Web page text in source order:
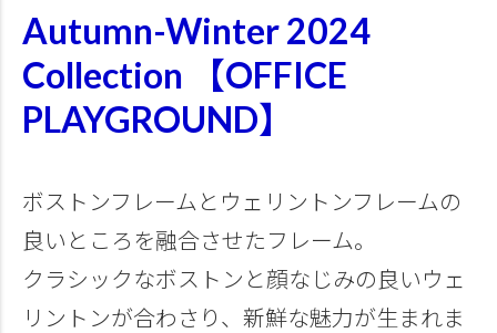
Autumn-Winter 2024
Collection 【OFFICE
PLAYGROUND】
ボストンフレームとウェリントンフレームの
良いところを融合させたフレーム。
クラシックなボストンと顔なじみの良いウェ
リントンが合わさり、新鮮な魅力が生まれま